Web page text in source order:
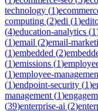
technology (1)
computing (2)edi (1)
(4)education-analytics (1
(1)email (2)email-
(1)embedded (2)
(1)emissions (1)
(1)employee-
(1)endpoint-security (1)
management (1)
(39)enterprise-ai (2)